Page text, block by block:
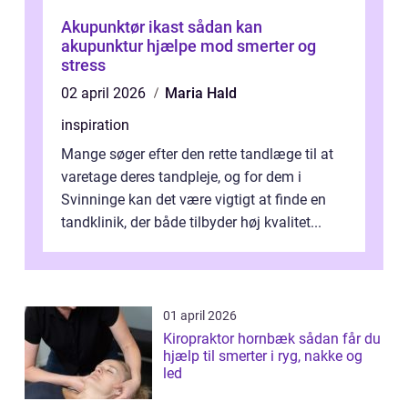
Akupunktør ikast sådan kan
akupunktur hjælpe mod smerter og
stress
02 april 2026
Maria Hald
inspiration
Mange søger efter den rette tandlæge til at
varetage deres tandpleje, og for dem i
Svinninge kan det være vigtigt at finde en
tandklinik, der både tilbyder høj kvalitet...
01 april 2026
Kiropraktor hornbæk sådan får du
hjælp til smerter i ryg, nakke og
led